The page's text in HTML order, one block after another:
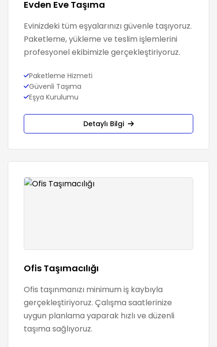
Evden Eve Taşıma
Evinizdeki tüm eşyalarınızı güvenle taşıyoruz.
Paketleme, yükleme ve teslim işlemlerini
profesyonel ekibimizle gerçekleştiriyoruz.
Paketleme Hizmeti
Güvenli Taşıma
Eşya Kurulumu
Detaylı Bilgi
Ofis Taşımacılığı
Ofis taşınmanızı minimum iş kaybıyla
gerçekleştiriyoruz. Çalışma saatlerinize
uygun planlama yaparak hızlı ve düzenli
taşıma sağlıyoruz.